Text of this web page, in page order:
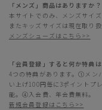
「メンズ」商品はありますか？
本サイトでのみ、メンズサイ
またキッズサイズは現在取り
メンズシューズはこちら>>
「会員登録」すると何か特典
4つの特典があります。①メン
い上げ100円毎に3ポイントプ
能。④入会費、年会費無料。
新規会員登録はこちら>>